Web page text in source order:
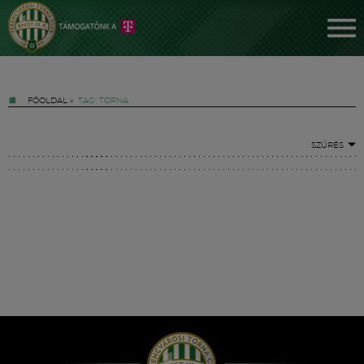
FŐOLDAL » TAG: TORNA
SZŰRÉS
Hírek